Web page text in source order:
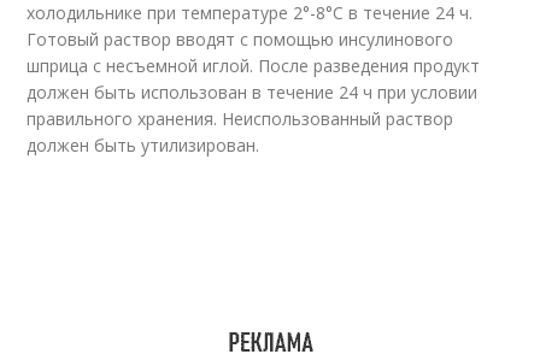
холодильнике при температуре 2°-8°C в течение 24 ч.
Готовый раствор вводят с помощью инсулинового
шприца с несъемной иглой. После разведения продукт
должен быть использован в течение 24 ч при условии
правильного хранения. Неиспользованный раствор
должен быть утилизирован.